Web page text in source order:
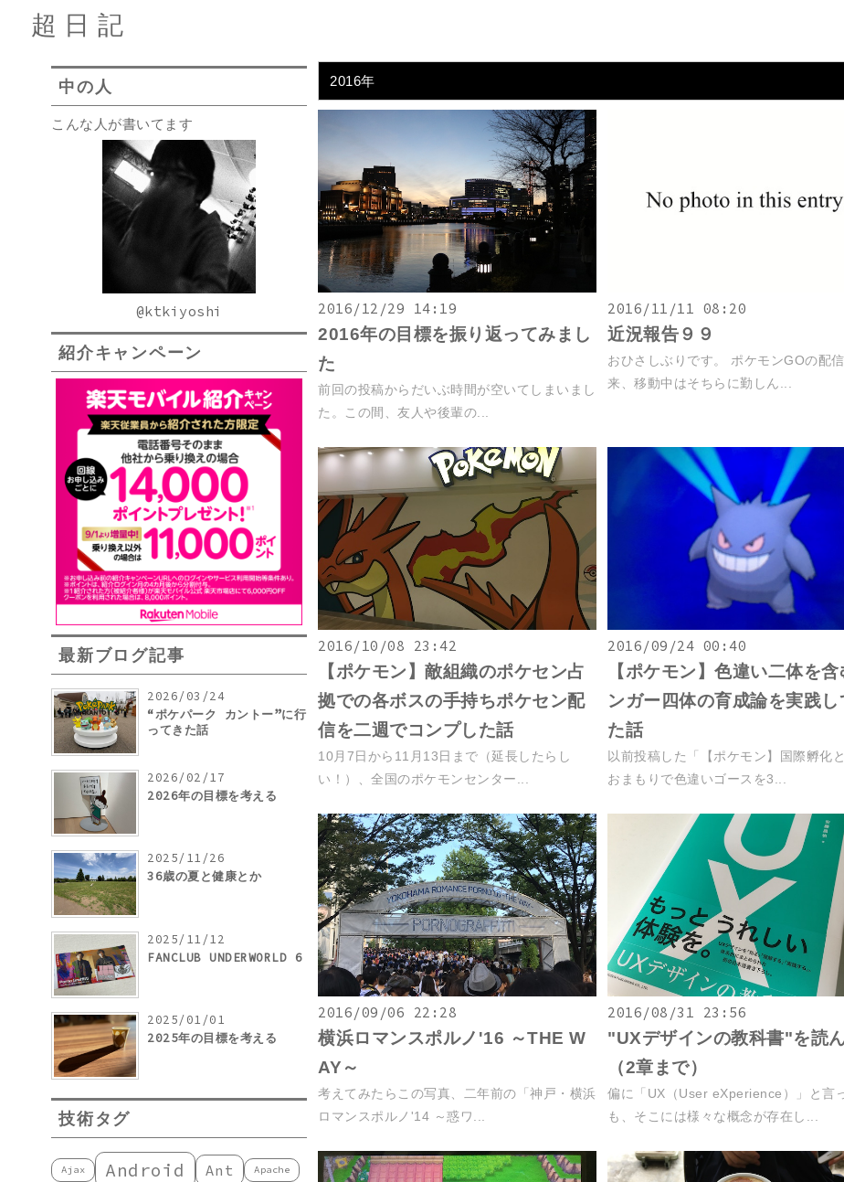
超日記
中の人
こんな人が書いてます
@ktkiyoshi
紹介キャンペーン
最新ブログ記事
2026/03/24
“ポケパーク カントー”に行
ってきた話
2026/02/17
2026年の目標を考える
2025/11/26
36歳の夏と健康とか
2025/11/12
FANCLUB UNDERWORLD 6
2025/01/01
2025年の目標を考える
技術タグ
Ajax Android Ant Apache
2016年
2016/12/29 14:19
2016年の目標を振り返ってみまし
た
前回の投稿からだいぶ時間が空いてしまいまし
た。この間、友人や後輩の...
2016/11/11 08:20
近況報告９９
おひさしぶりです。 ポケモンGOの配
来、移動中はそちらに勤しん...
2016/10/08 23:42
【ポケモン】敵組織のポケセン占
拠での各ボスの手持ちポケセン配
信を二週でコンプした話
10月7日から11月13日まで（延長したらし
い！）、全国のポケモンセンター...
2016/09/24 00:40
【ポケモン】色違い二体を
ンガー四体の育成論を実践し
た話
以前投稿した「【ポケモン】国際孵化
おまもりで色違いゴースを3...
2016/09/06 22:28
横浜ロマンスポルノ'16 ～THE W
AY～
考えてみたらこの写真、二年前の「神戸・横浜
ロマンスポルノ'14 ～惑ワ...
2016/08/31 23:56
"UXデザインの教科書"を読
（2章まで）
偏に「UX（User eXperience）」と言
も、そこには様々な概念が存在し...